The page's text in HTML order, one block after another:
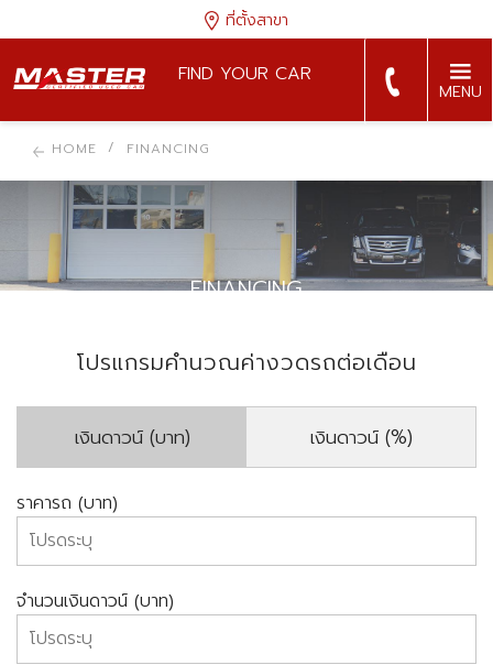
ที่ตั้งสาขา
FIND YOUR CAR
MENU
HOME FINANCING
FINANCING
โปรแกรมคำนวณค่างวดรถต่อเดือน
เงินดาวน์ (บาท) เงินดาวน์ (%)
ราคารถ (บาท)
จำนวนเงินดาวน์ (บาท)